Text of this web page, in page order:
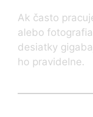
Ak často
alebo
desiatky
ho pravidelne.